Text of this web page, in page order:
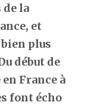
de la
et
plus
début de
France à
font écho